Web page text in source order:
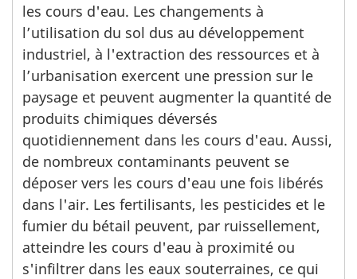
les cours d'eau. Les changements à
l’utilisation du sol dus au développement
industriel, à l'extraction des ressources et à
l’urbanisation exercent une pression sur le
paysage et peuvent augmenter la quantité de
produits chimiques déversés
quotidiennement dans les cours d'eau. Aussi,
de nombreux contaminants peuvent se
déposer vers les cours d'eau une fois libérés
dans l'air. Les fertilisants, les pesticides et le
fumier du bétail peuvent, par ruissellement,
atteindre les cours d'eau à proximité ou
s'infiltrer dans les eaux souterraines, ce qui